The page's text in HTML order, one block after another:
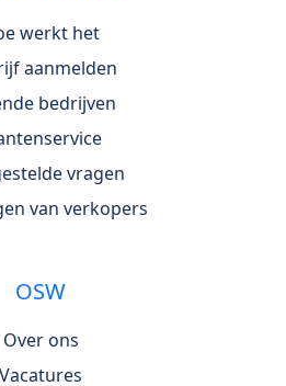
werkt het
aanmelden
bedrijven
vragen
van verkopers
OSW
Over ons
Vacatures